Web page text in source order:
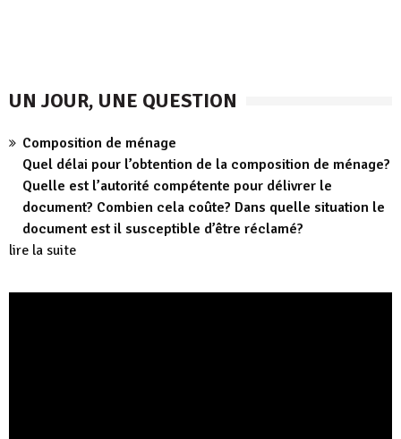
UN JOUR, UNE QUESTION
Composition de ménage
Quel délai pour l’obtention de la composition de ménage?
Quelle est l’autorité compétente pour délivrer le
document? Combien cela coûte? Dans quelle situation le
document est il susceptible d’être réclamé?
lire la suite